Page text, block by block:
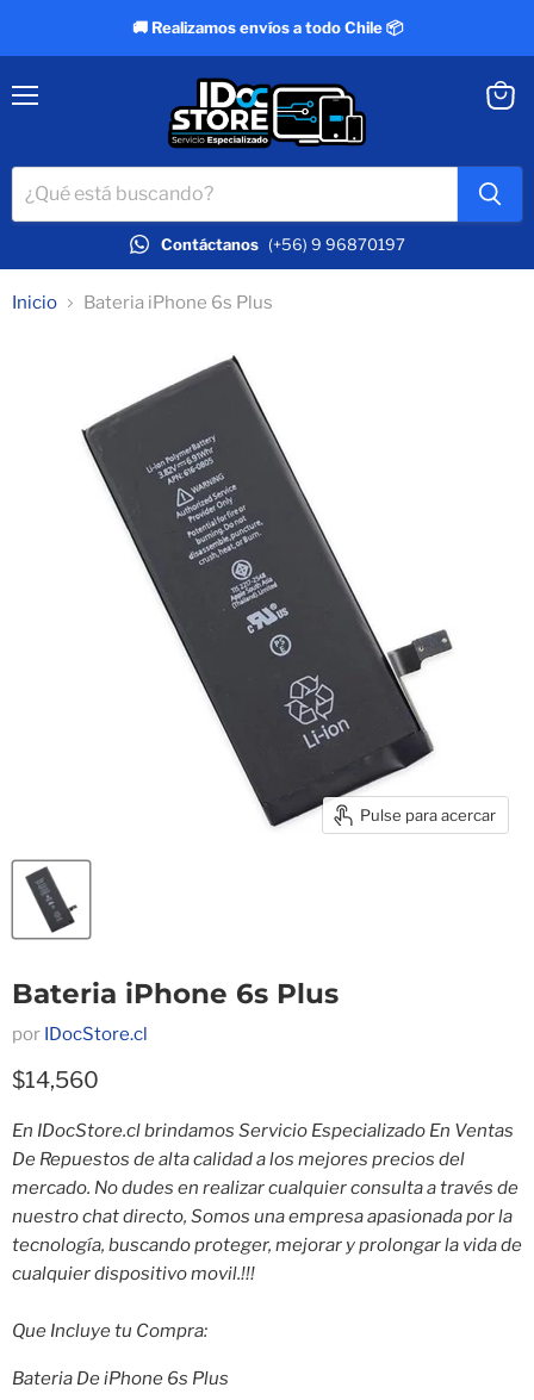
🚚 Realizamos envíos a todo Chile 📦
Contáctanos (+56) 9 96870197
Inicio Bateria iPhone 6s Plus
Pulse para acercar
Bateria iPhone 6s Plus
por IDocStore.cl
Precio actual
$14,560
En IDocStore.cl brindamos Servicio Especializado En Ventas
De Repuestos de alta calidad a los mejores precios del
mercado. No dudes en realizar cualquier consulta a través de
nuestro chat directo, Somos una empresa apasionada por la
tecnología, buscando proteger, mejorar y prolongar la vida de
cualquier dispositivo movil.!!!
Que Incluye tu Compra:
Bateria De iPhone 6s Plus